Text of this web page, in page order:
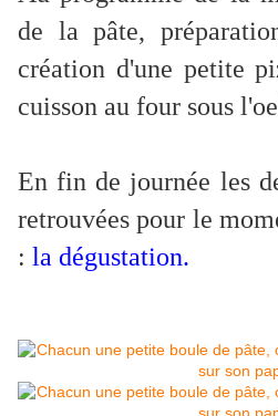
de la pâte,
création d'une petite
cuisson au four sous
En fin de journée les
retrouvées pour le
: la dégustation.